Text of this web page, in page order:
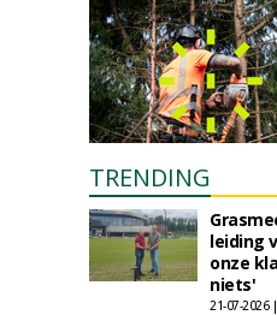
TRENDING
leiding
onze
niets'
21-07-2026 |